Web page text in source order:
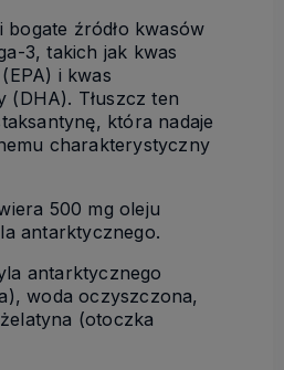
źródło kwasów
3, takich jak kwas
i kwas
(DHA). Tłuszcz ten
która nadaje
charakterystyczny
500 mg oleju
antarktycznego.
antarktycznego
woda oczyszczona,
(otoczka